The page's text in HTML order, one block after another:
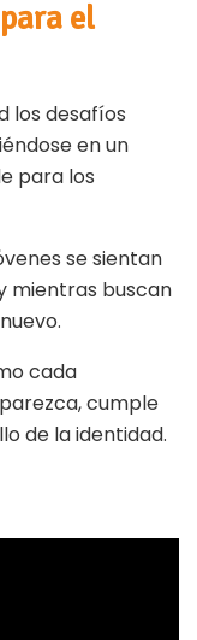
el
los desafíos
en un
para los
se sientan
mientras buscan
cada
cumple
de la identidad.